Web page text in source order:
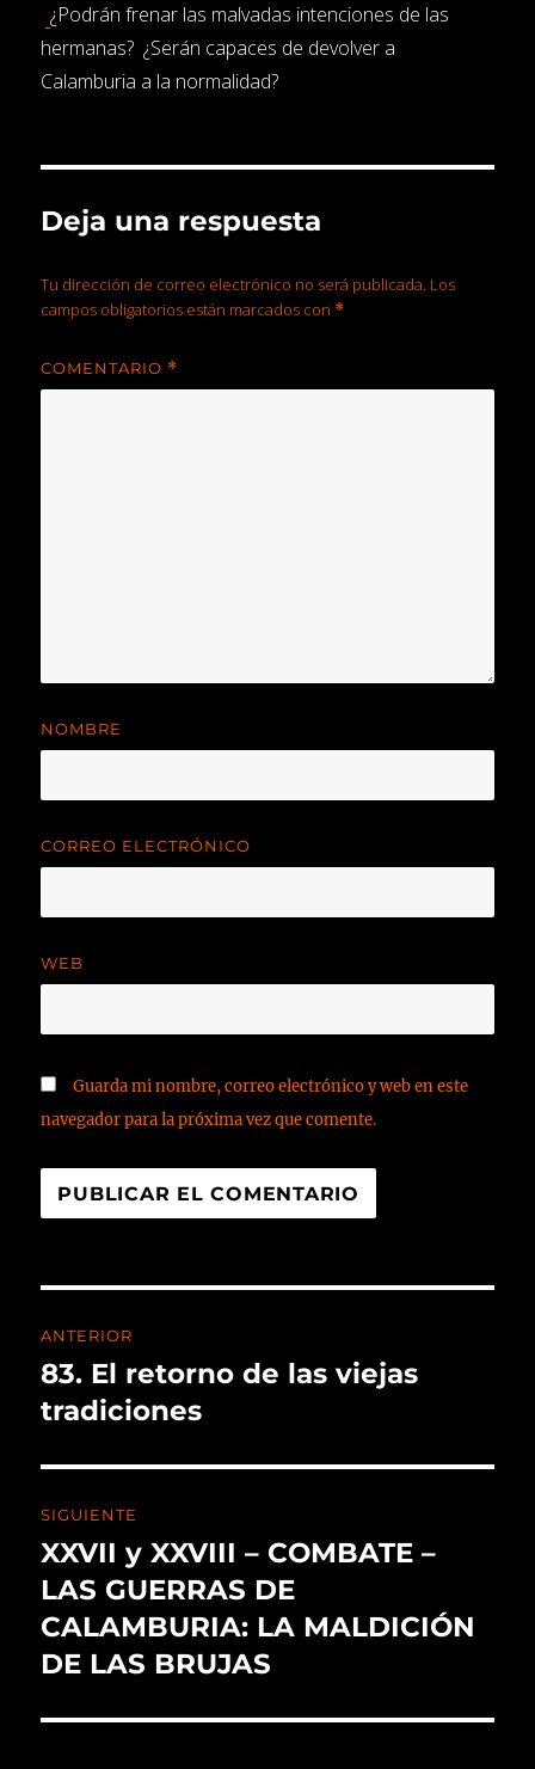
¿Podrán frenar las malvadas intenciones de las
hermanas? ¿Serán capaces de devolver a
Calamburia a la normalidad?
Deja una respuesta
Tu dirección de correo electrónico no será publicada. Los
campos obligatorios están marcados con *
COMENTARIO *
NOMBRE
CORREO ELECTRÓNICO
WEB
Guarda mi nombre, correo electrónico y web en este
navegador para la próxima vez que comente.
ANTERIOR
83. El retorno de las viejas
tradiciones
SIGUIENTE
XXVII y XXVIII – COMBATE –
LAS GUERRAS DE
CALAMBURIA: LA MALDICIÓN
DE LAS BRUJAS